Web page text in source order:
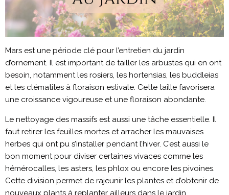
Mars est une période clé pour l’entretien du jardin
d’ornement. Il est important de tailler les arbustes qui en ont
besoin, notamment les rosiers, les hortensias, les buddleias
et les clématites à floraison estivale. Cette taille favorisera
une croissance vigoureuse et une floraison abondante.
Le nettoyage des massifs est aussi une tâche essentielle. Il
faut retirer les feuilles mortes et arracher les mauvaises
herbes qui ont pu s’installer pendant l’hiver. C’est aussi le
bon moment pour diviser certaines vivaces comme les
hémérocalles, les asters, les phlox ou encore les pivoines.
Cette division permet de rajeunir les plantes et d’obtenir de
nouveaux plants à replanter ailleurs dans le jardin.